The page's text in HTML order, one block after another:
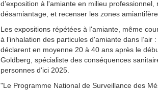
d’exposition à l'amiante en milieu
désamiantage, et recenser les zones
Les expositions répétées à l'amiante, même
à l’inhalation des particules d'amiante dans
déclarent en moyenne 20 à 40 ans après le
Goldberg, spécialiste des conséquences
personnes d'ici 2025.
"Le Programme National de Surveillance des